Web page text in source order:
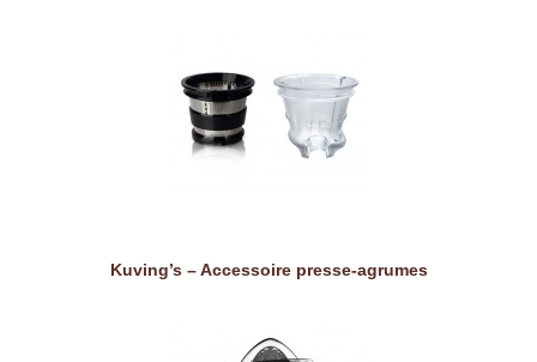
Kuving’s – Accessoire presse-agrumes